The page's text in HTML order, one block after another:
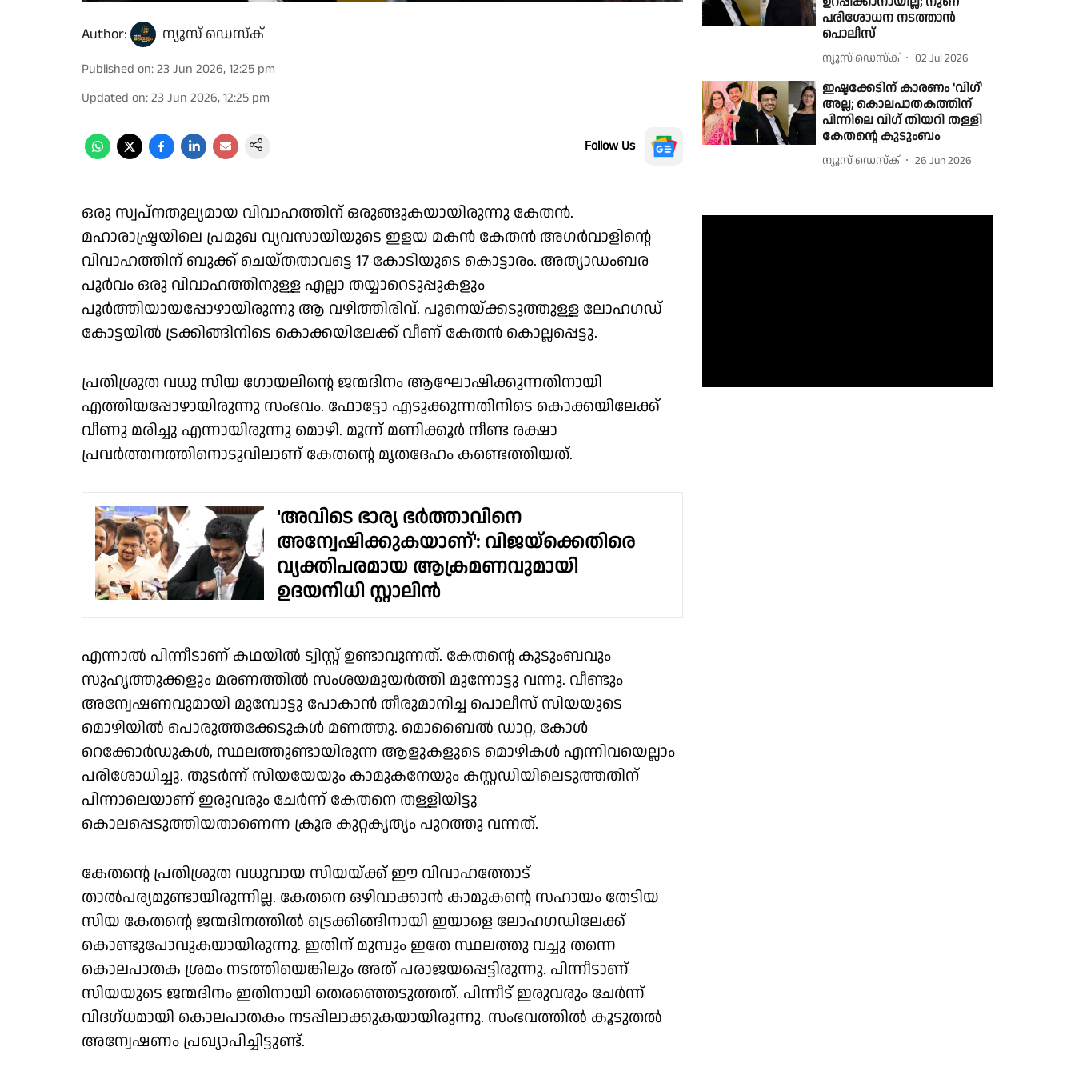
Author: ന്യൂസ് ഡെസ്ക്
Published on:23 Jun 2026, 12:25 pm
Updated on:23 Jun 2026, 12:25 pm
Follow Us
ഒരു സ്വപ്നതുല്യമായ വിവാഹത്തിന് ഒരുങ്ങുകയായിരുന്നു കേതൻ.
മഹാരാഷ്ട്രയിലെ പ്രമുഖ വ്യവസായിയുടെ ഇളയ മകൻ കേതൻ അഗർവാളിൻ്റെ
വിവാഹത്തിന് ബുക്ക് ചെയ്തതാവട്ടെ 17 കോടിയുടെ കൊട്ടാരം. അത്യാഡംബര
പൂർവം ഒരു വിവാഹത്തിനുള്ള എല്ലാ തയ്യാറെടുപ്പുകളും
പൂർത്തിയായപ്പോഴായിരുന്നു ആ വഴിത്തിരിവ്. പൂനെയ്ക്കടുത്തുള്ള ലോഹഗഡ്
കോട്ടയിൽ ട്രക്കിങ്ങിനിടെ കൊക്കയിലേക്ക് വീണ് കേതൻ കൊല്ലപ്പെട്ടു.
പ്രതിശ്രുത വധു സിയ ഗോയലിൻ്റെ ജന്മദിനം ആഘോഷിക്കുന്നതിനായി
എത്തിയപ്പോഴായിരുന്നു സംഭവം. ഫോട്ടോ എടുക്കുന്നതിനിടെ കൊക്കയിലേക്ക്
വീണു മരിച്ചു എന്നായിരുന്നു മൊഴി. മൂന്ന് മണിക്കൂർ നീണ്ട രക്ഷാ
പ്രവർത്തനത്തിനൊടുവിലാണ് കേതൻ്റെ മൃതദേഹം കണ്ടെത്തിയത്.
'അവിടെ ഭാര്യ ഭർത്താവിനെ
അന്വേഷിക്കുകയാണ്': വിജയ്‌ക്കെതിരെ
വ്യക്തിപരമായ ആക്രമണവുമായി
ഉദയനിധി സ്റ്റാലിൻ
എന്നാൽ പിന്നീടാണ് കഥയിൽ ട്വിസ്റ്റ് ഉണ്ടാവുന്നത്. കേതൻ്റെ കുടുംബവും
സുഹൃത്തുക്കളും മരണത്തിൽ സംശയമുയർത്തി മുന്നോട്ടു വന്നു. വീണ്ടും
അന്വേഷണവുമായി മുമ്പോട്ടു പോകാൻ തീരുമാനിച്ച പൊലീസ് സിയയുടെ
മൊഴിയിൽ പൊരുത്തക്കേടുകൾ മണത്തു. മൊബൈൽ ഡാറ്റ, കോൾ
റെക്കോർഡുകൾ, സ്ഥലത്തുണ്ടായിരുന്ന ആളുകളുടെ മൊഴികൾ എന്നിവയെല്ലാം
പരിശോധിച്ചു. തുടർന്ന് സിയയേയും കാമുകനേയും കസ്റ്റഡിയിലെടുത്തതിന്
പിന്നാലെയാണ് ഇരുവരും ചേർന്ന് കേതനെ തള്ളിയിട്ടു
കൊലപ്പെടുത്തിയതാണെന്ന ക്രൂര കുറ്റകൃത്യം പുറത്തു വന്നത്.
കേതന്റെ പ്രതിശ്രുത വധുവായ സിയയ്ക്ക് ഈ വിവാഹത്തോട്
താൽപര്യമുണ്ടായിരുന്നില്ല. കേതനെ ഒഴിവാക്കാൻ കാമുകൻ്റെ സഹായം തേടിയ
സിയ കേതന്റെ ജന്മദിനത്തിൽ ട്രെക്കിങ്ങിനായി ഇയാളെ ലോഹഗഡിലേക്ക്
കൊണ്ടുപോവുകയായിരുന്നു. ഇതിന് മുമ്പും ഇതേ സ്ഥലത്തു വച്ചു തന്നെ
കൊലപാതക ശ്രമം നടത്തിയെങ്കിലും അത് പരാജയപ്പെട്ടിരുന്നു. പിന്നീടാണ്
സിയയുടെ ജന്മദിനം ഇതിനായി തെരഞ്ഞെടുത്തത്. പിന്നീട് ഇരുവരും ചേർന്ന്
വിദഗ്ധമായി കൊലപാതകം നടപ്പിലാക്കുകയായിരുന്നു. സംഭവത്തിൽ കൂടുതൽ
അന്വേഷണം പ്രഖ്യാപിച്ചിട്ടുണ്ട്.
പരിശോധന നടത്താന്‍
പൊലീസ്
ന്യൂസ് ഡെസ്ക് 02 Jul 2026
ഇഷ്ടക്കേടിന് കാരണം 'വിഗ്'
അല്ല; കൊലപാതകത്തിന്
പിന്നിലെ വിഗ് തിയറി തള്ളി
കേതൻ്റെ കുടുംബം
ന്യൂസ് ഡെസ്ക് 26 Jun 2026